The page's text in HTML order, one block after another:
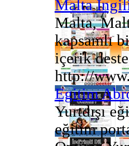
Malta
Malta,
kapsamlı
içerik
http://
Egitim
Yurtdışı
eğitim